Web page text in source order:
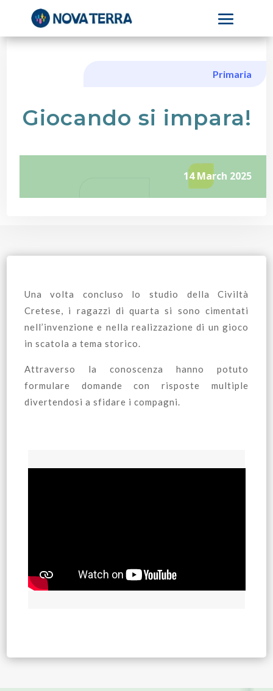
Primaria
Giocando si impara!
14 March 2025
Una volta concluso lo studio della Civiltà
Cretese, i ragazzi di quarta si sono cimentati
nell’invenzione e nella realizzazione di un gioco
in scatola a tema storico.
Attraverso la conoscenza hanno potuto
formulare domande con risposte multiple
divertendosi a sfidare i compagni.